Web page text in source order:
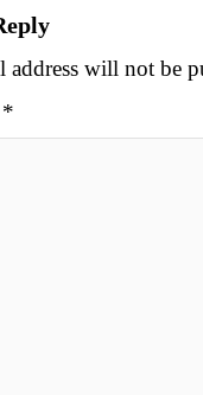
address will not be
*